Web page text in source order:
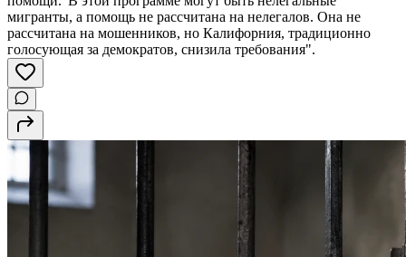
мигранты, а помощь не рассчитана на нелегалов. Она не
рассчитана на мошенников, но Калифорния, традиционно
голосующая за демократов, снизила требования".